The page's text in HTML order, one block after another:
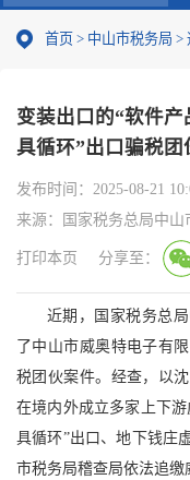
首页 > 中山市税务局 >
变装出口的“软件
具循环”出口骗税团
发布时间： 2025-08-21
来源：
国家税务总局中山
打印本页 分享至：
近期，国家税务总
了中山市威奥特电子有
税团伙案件。经查，以
在境内外成立多家上下
具循环”出口、地下钱庄
市税务局稽查局依法追缴